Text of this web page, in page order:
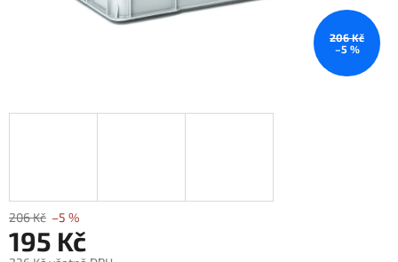
206 Kč
–5 %
206 Kč –5 %
195 Kč